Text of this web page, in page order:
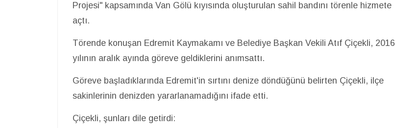
Projesi" kapsamında Van Gölü kıyısında oluşturulan sahil bandını törenle hizmete
açtı.
Törende konuşan Edremit Kaymakamı ve Belediye Başkan Vekili Atıf Çiçekli, 2016
yılının aralık ayında göreve geldiklerini anımsattı.
Göreve başladıklarında Edremit'in sırtını denize döndüğünü belirten Çiçekli, ilçe
sakinlerinin denizden yararlanamadığını ifade etti.
Çiçekli, şunları dile getirdi: